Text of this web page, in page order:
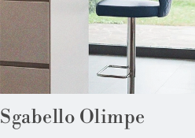
Sgabello Olimpe